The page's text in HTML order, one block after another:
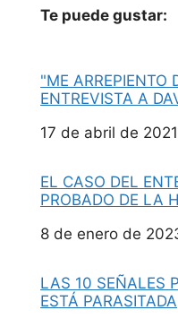
Te puede gustar:
"ME ARREPIENTO
ENTREVISTA A
Fecha
17 de abril de 2021
EL CASO DEL
PROBADO DE LA
Fecha
8 de enero de
LAS 10 SEÑALES
ESTÁ PARASITADA